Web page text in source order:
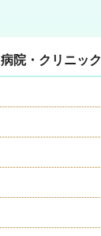
病院・クリニック